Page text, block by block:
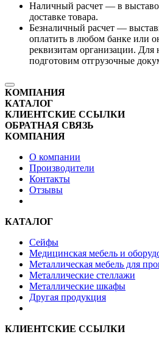
Наличный расчет — в
доставке товара.
Безналичный расчет —
оплатить в любом банке или
реквизитам организации.
подготовим отгрузочные
КОМПАНИЯ
КАТАЛОГ
КЛИЕНТСКИЕ ССЫЛКИ
ОБРАТНАЯ СВЯЗЬ
КОМПАНИЯ
О компании
Производители
Контакты
Отзывы
КАТАЛОГ
Сейфы
Медицинская мебель и
Металлическая мебель для
Металлические стеллажи
Металлические шкафы
Другая продукция
КЛИЕНТСКИЕ ССЫЛКИ